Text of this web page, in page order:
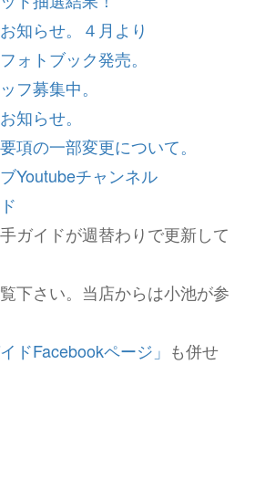
知らせ。４月より
ォトブック発売。
フ募集中。
知らせ。
項の一部変更について。
Youtubeチャンネル
ガイドが週替わりで更新して
下さい。当店からは小池が参
ドFacebookページ」 も併せ